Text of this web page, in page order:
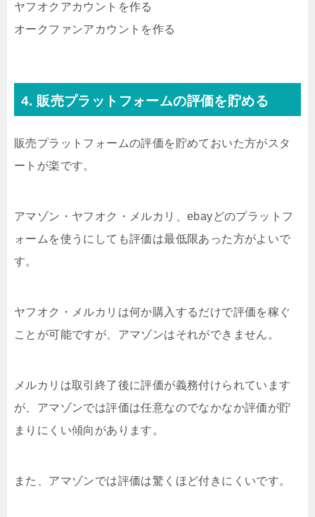
ヤフオクアカウントを作る
オークファンアカウントを作る
4. 販売プラットフォームの評価を貯める
販売プラットフォームの評価を貯めておいた方がスタ
ートが楽です。
アマゾン・ヤフオク・メルカリ、ebayどのプラットフ
ォームを使うにしても評価は最低限あった方がよいで
す。
ヤフオク・メルカリは何か購入するだけで評価を稼ぐ
ことが可能ですが、アマゾンはそれができません。
メルカリは取引終了後に評価が義務付けられています
が、アマゾンでは評価は任意なのでなかなか評価が貯
まりにくい傾向があります。
また、アマゾンでは評価は驚くほど付きにくいです。